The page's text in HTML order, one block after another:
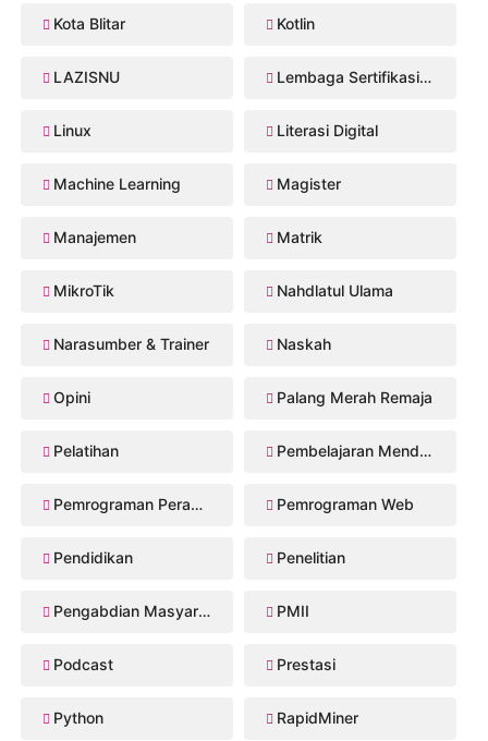
Kota Blitar Kotlin
LAZISNU Lembaga Sertifikasi Profesi
Linux Literasi Digital
Machine Learning Magister
Manajemen Matrik
MikroTik Nahdlatul Ulama
Narasumber & Trainer Naskah
Opini Palang Merah Remaja
Pelatihan Pembelajaran Mendalam
Pemrograman Perangkat Bergerak Pemrograman Web
Pendidikan Penelitian
Pengabdian Masyarakat PMII
Podcast Prestasi
Python RapidMiner